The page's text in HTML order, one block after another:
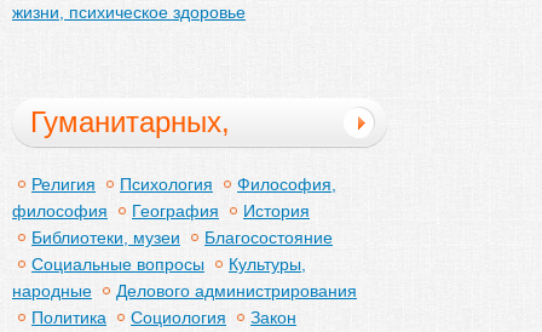
жизни, психическое здоровье
Гуманитарных,
социальных
Религия Психология
Философия,
философия
География
История
Библиотеки, музеи
Благосостояние
Социальные вопросы
Культуры,
народные
Делового администрирования
Политика
Социология
Закон